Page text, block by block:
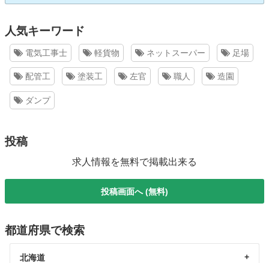
人気キーワード
電気工事士 軽貨物 ネットスーパー 足場
配管工 塗装工 左官 職人 造園
ダンプ
投稿
求人情報を無料で掲載出来る
投稿画面へ (無料)
都道府県で検索
北海道